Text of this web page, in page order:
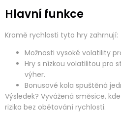
Hlavní funkce
Kromě rychlosti tyto hry zahrnují:
Možnosti vysoké volatility
Hry s nízkou volatilitou pro
výher.
Bonusové kola spuštěná
Výsledek? Vyvážená směsice,
rizika bez obětování rychlosti.